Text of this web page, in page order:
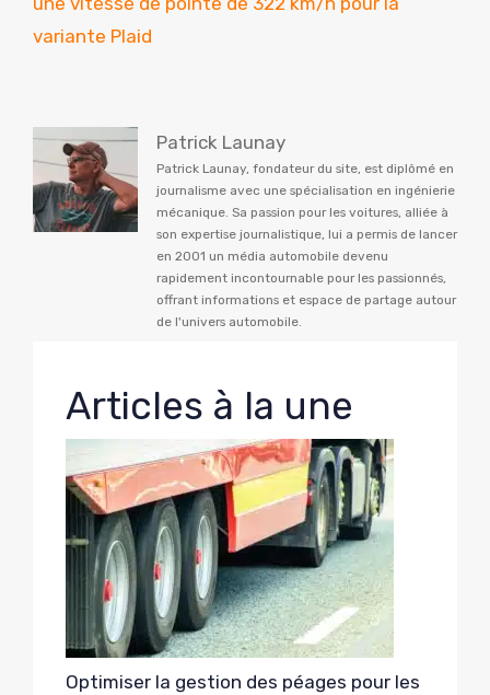
variante Plaid
Patrick Launay
Patrick Launay, fondateur du site, est diplômé en
journalisme avec une spécialisation en ingénierie
mécanique. Sa passion pour les voitures, alliée à
son expertise journalistique, lui a permis de lancer
en 2001 un média automobile devenu
rapidement incontournable pour les passionnés,
offrant informations et espace de partage autour
de l'univers automobile.
Articles à la une
Optimiser la gestion des péages pour les